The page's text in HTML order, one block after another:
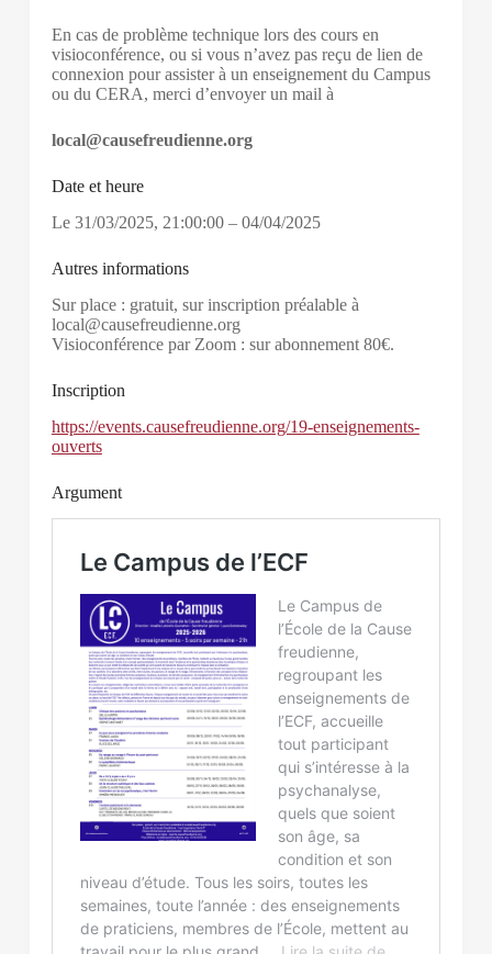
En cas de problème technique lors des cours en
visioconférence, ou si vous n’avez pas reçu de lien de
connexion pour assister à un enseignement du Campus
ou du CERA, merci d’envoyer un mail à
local@causefreudienne.org
Date et heure
Le 31/03/2025, 21:00:00– 04/04/2025
Autres informations
Sur place : gratuit, sur inscription préalable à
local@causefreudienne.org
Visioconférence par Zoom : sur abonnement 80€.
Inscription
https://events.causefreudienne.org/19-enseignements-
ouverts
Argument